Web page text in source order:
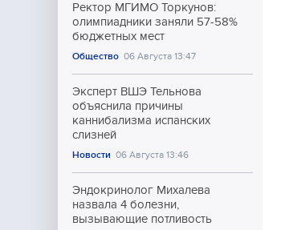
Ректор МГИМО Торкунов:
олимпиадники заняли 57-58%
бюджетных мест
Общество 06 Августа 13:47
Эксперт ВШЭ Тельнова
объяснила причины
каннибализма испанских
слизней
Новости 06 Августа 13:46
Эндокринолог Михалева
назвала 4 болезни,
вызывающие потливость